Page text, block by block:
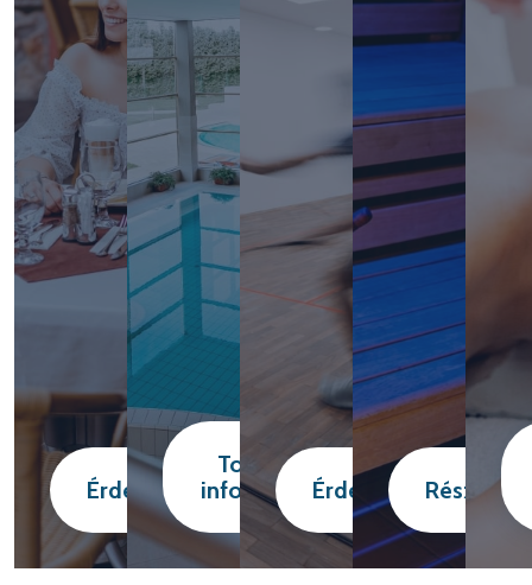
Érdekel
További
információÉrdekel Részletek